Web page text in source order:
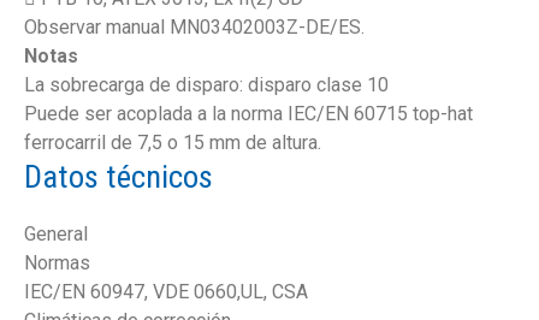
Observar manual MN03402003Z-DE/ES.
Notas
La sobrecarga de disparo: disparo clase 10
Puede ser acoplada a la norma IEC/EN 60715 top-hat
ferrocarril de 7,5 o 15 mm de altura.
Datos técnicos
General
Normas
IEC/EN 60947, VDE 0660,UL, CSA